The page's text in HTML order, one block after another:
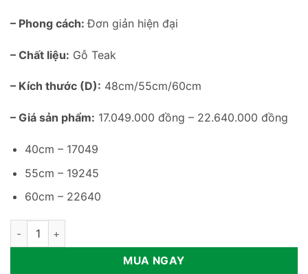
– Phong cách:Đơn giản hiện đại
– Chất liệu: Gỗ Teak
– Kích thước (D): 48cm/55cm/60cm
– Giá sản phẩm: 17.049.000 đồng – 22.640.000 đồng
40cm – 17049
55cm – 19245
60cm – 22640
Bàn sofa ngoài trời gỗ Teak BSF117 số lượng
MUA NGAY